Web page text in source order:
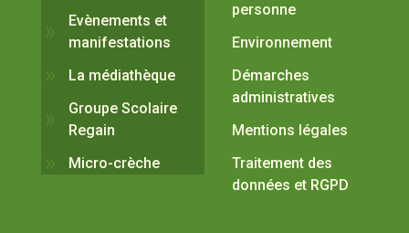
Evènements et
manifestations
La médiathèque
Groupe Scolaire
Regain
Micro-crèche
personne
Environnement
Démarches
administratives
Mentions légales
Traitement des
données et RGPD